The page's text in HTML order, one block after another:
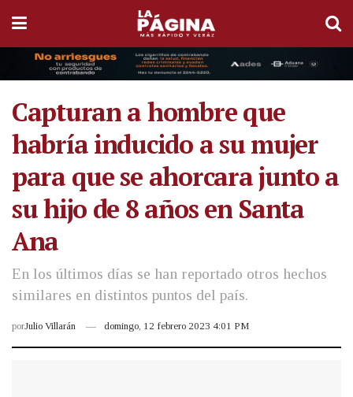
Capturan a hombre que
habría inducido a su mujer
para que se ahorcara junto a
su hijo de 8 años en Santa
Ana
En los últimos días se han reportado otros hechos
similares en distintos puntos del país.
porJulio Villarán domingo, 12 febrero 2023 4:01 PM